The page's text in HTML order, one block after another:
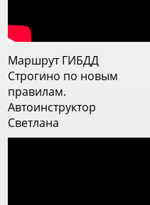
инструктор прям заинтересован
стороны и прорабатывает их.
Теперь меня она напутствовала
на самостоятельное вождение и
я ей очень благодарна
Маршрут ГИБДД
Строгино по новым
правилам.
Автоинструктор
Светлана